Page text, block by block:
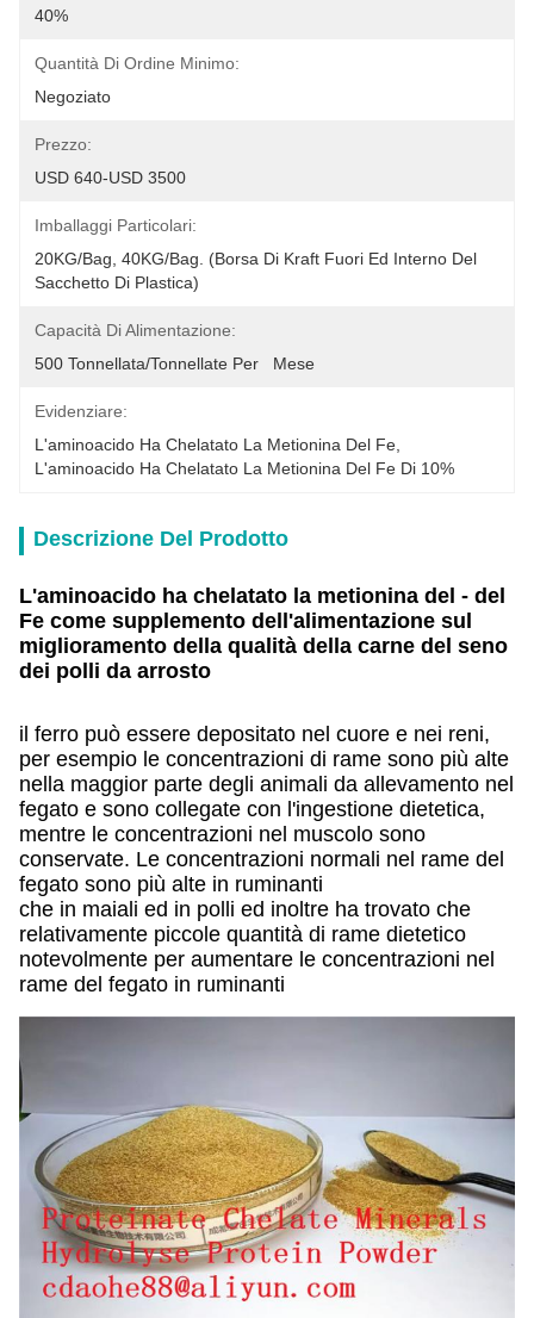
40%
Quantità Di Ordine Minimo:
Negoziato
Prezzo:
USD 640-USD 3500
Imballaggi Particolari:
20KG/Bag, 40KG/Bag. (Borsa Di Kraft Fuori Ed Interno Del
Sacchetto Di Plastica)
Capacità Di Alimentazione:
500 Tonnellata/tonnellate Per   Mese
Evidenziare:
L'aminoacido Ha Chelatato La Metionina Del Fe
L'aminoacido Ha Chelatato La Metionina Del Fe Di 10%
Descrizione Del Prodotto
L'aminoacido ha chelatato la metionina del ‐ del
Fe come supplemento dell'alimentazione sul
miglioramento della qualità della carne del seno
dei polli da arrosto
il ferro può essere depositato nel cuore e nei reni,
per esempio le concentrazioni di rame sono più alte
nella maggior parte degli animali da allevamento nel
fegato e sono collegate con l'ingestione dietetica,
mentre le concentrazioni nel muscolo sono
conservate. Le concentrazioni normali nel rame del
fegato sono più alte in ruminanti
che in maiali ed in polli ed inoltre ha trovato che
relativamente piccole quantità di rame dietetico
notevolmente per aumentare le concentrazioni nel
rame del fegato in ruminanti